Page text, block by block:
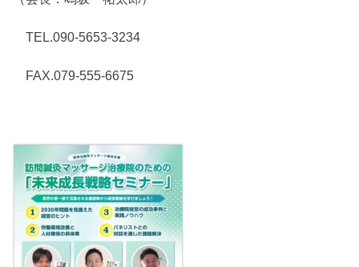
TEL.090-5653-3234
FAX.079-555-6675